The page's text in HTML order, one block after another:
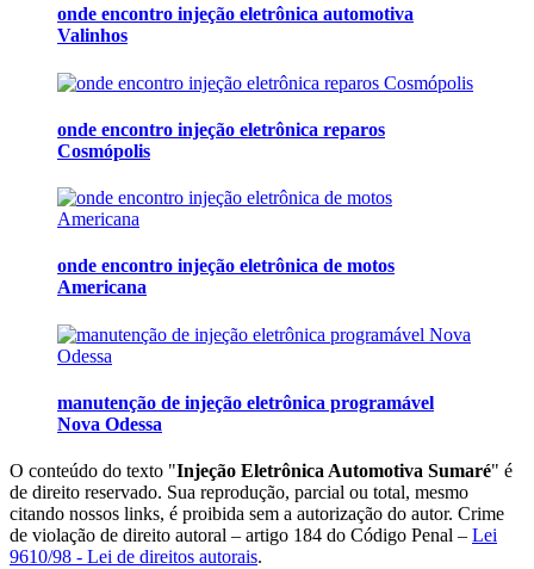
onde encontro injeção eletrônica automotiva
Valinhos
onde encontro injeção eletrônica reparos
Cosmópolis
onde encontro injeção eletrônica de motos
Americana
manutenção de injeção eletrônica programável
Nova Odessa
O conteúdo do texto "Injeção Eletrônica Automotiva Sumaré" é
de direito reservado. Sua reprodução, parcial ou total, mesmo
citando nossos links, é proibida sem a autorização do autor. Crime
de violação de direito autoral – artigo 184 do Código Penal – Lei
9610/98 - Lei de direitos autorais.